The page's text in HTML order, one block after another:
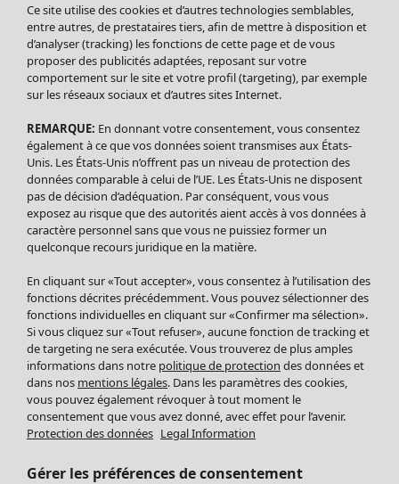
Soldes Vêtements
Tous les vêtements
Robes
Tuniques
Blouses
Tops
Gilets
Pantalon
Jupes
Leggings et collants
Accessoires
Chaussures
Vêtements de bain
Basics
Soldes Mobilier
Bonnes affaires déco
Décoration
Textiles
Tapis
Éponge
Ce site utilise des cookies et d’autres technologies semblables,
entre autres, de prestataires tiers, afin de mettre à disposition et
d’analyser (tracking) les fonctions de cette page et de vous
proposer des publicités adaptées, reposant sur votre
comportement sur le site et votre profil (targeting), par exemple
sur les réseaux sociaux et d’autres sites Internet.
REMARQUE: En donnant votre consentement, vous consentez
également à ce que vos données soient transmises aux États-
Unis. Les États-Unis n’offrent pas un niveau de protection des
données comparable à celui de l’UE. Les États-Unis ne disposent
pas de décision d’adéquation. Par conséquent, vous vous
exposez au risque que des autorités aient accès à vos données à
caractère personnel sans que vous ne puissiez former un
quelconque recours juridique en la matière.
En cliquant sur «Tout accepter», vous consentez à l’utilisation des
fonctions décrites précédemment. Vous pouvez sélectionner des
fonctions individuelles en cliquant sur «Confirmer ma sélection».
Si vous cliquez sur «Tout refuser», aucune fonction de tracking et
de targeting ne sera exécutée. Vous trouverez de plus amples
informations dans notre politique de protection des données et
dans nos mentions légales. Dans les paramètres des cookies,
vous pouvez également révoquer à tout moment le
consentement que vous avez donné, avec effet pour l’avenir.
Protection des données Legal Information
Gérer les préférences de consentement